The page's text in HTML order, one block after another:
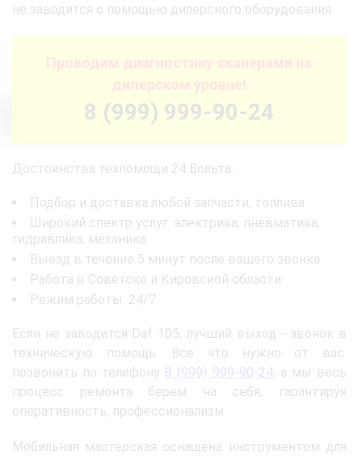
не заводится с помощью дилерского оборудования.
Проводим диагностику сканерами на
дилерском уровне!
8 (999) 999-90-24
Достоинства техпомощи 24 Вольта:
Подбор и доставка любой запчасти, топлива
Широкий спектр услуг: электрика, пневматика,
гидравлика, механика
Выезд в течение 5 минут после вашего звонка
Работа в Советске и Кировской области
Режим работы: 24/7
Если не заводится Daf 105, лучший выход - звонок в
техническую помощь. Все что нужно от вас:
позвонить по телефону 8 (999) 999-90-24, а мы весь
процесс ремонта берем на себя, гарантируя
оперативность, профессионализм
Мобильная мастерская оснащена инструментом для